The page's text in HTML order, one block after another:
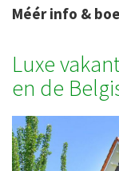
Méér info &
Luxe
en de